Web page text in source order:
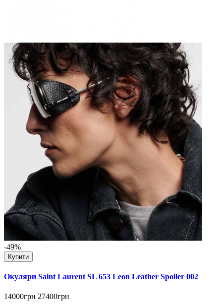
-49%
Купити
Окуляри Saint Laurent SL 653 Leon Leather Spoiler 002
14000грн 27400грн